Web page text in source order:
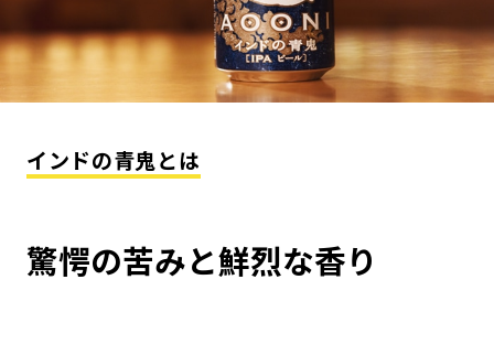
インドの青鬼とは
驚愕の苦みと鮮烈な香り